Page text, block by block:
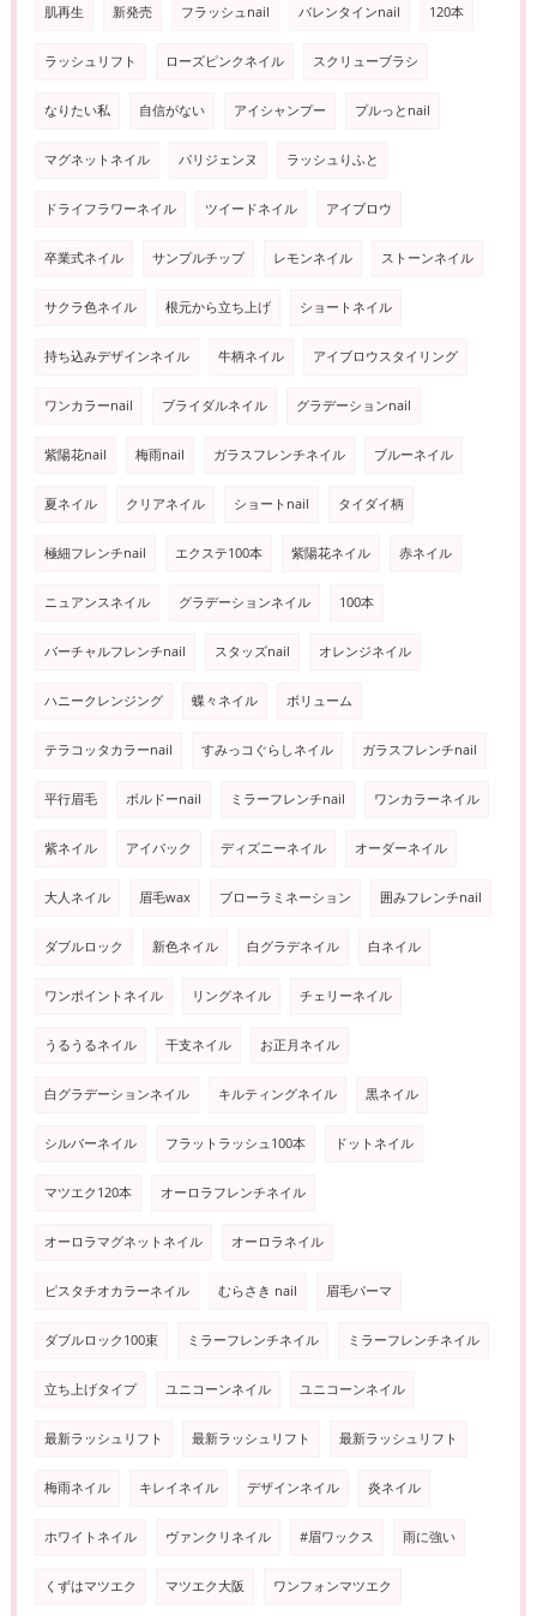
肌再生 新発売 フラッシュnail バレンタインnail 120本
ラッシュリフト ローズピンクネイル スクリューブラシ
なりたい私 自信がない アイシャンプー プルっとnail
マグネットネイル パリジェンヌ ラッシュりふと
ドライフラワーネイル ツイードネイル アイブロウ
卒業式ネイル サンプルチップ レモンネイル ストーンネイル
サクラ色ネイル 根元から立ち上げ ショートネイル
持ち込みデザインネイル 牛柄ネイル アイブロウスタイリング
ワンカラーnail ブライダルネイル グラデーションnail
紫陽花nail 梅雨nail ガラスフレンチネイル ブルーネイル
夏ネイル クリアネイル ショートnail タイダイ柄
極細フレンチnail エクステ100本 紫陽花ネイル 赤ネイル
ニュアンスネイル グラデーションネイル 100本
バーチャルフレンチnail スタッズnail オレンジネイル
ハニークレンジング 蝶々ネイル ボリューム
テラコッタカラーnail すみっコぐらしネイル ガラスフレンチnail
平行眉毛 ボルドーnail ミラーフレンチnail ワンカラーネイル
紫ネイル アイパック ディズニーネイル オーダーネイル
大人ネイル 眉毛wax ブローラミネーション 囲みフレンチnail
ダブルロック 新色ネイル 白グラデネイル 白ネイル
ワンポイントネイル リングネイル チェリーネイル
うるうるネイル 干支ネイル お正月ネイル
白グラデーションネイル キルティングネイル 黒ネイル
シルバーネイル フラットラッシュ100本 ドットネイル
マツエク120本 オーロラフレンチネイル
オーロラマグネットネイル オーロラネイル
ピスタチオカラーネイル むらさき nail 眉毛パーマ
ダブルロック100束 ミラーフレンチネイル ミラーフレンチネイル
立ち上げタイプ ユニコーンネイル ユニコーンネイル
最新ラッシュリフト 最新ラッシュリフト 最新ラッシュリフト
梅雨ネイル キレイネイル デザインネイル 炎ネイル
ホワイトネイル ヴァンクリネイル #眉ワックス 雨に強い
くずはマツエク マツエク大阪 ワンフォンマツエク